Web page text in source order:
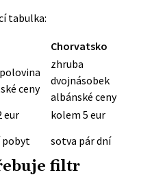
tabulka:
Chorvatsko
ceny
zhruba
dvojnásobek
albánské ceny
eur
kolem 5 eur
pobyt sotva pár dní
filtr